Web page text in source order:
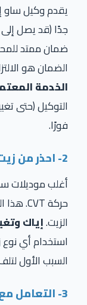
ضمان ممتد
الضمان هو
الخدمة
التوكيل (حتى
فورًا.
2- احذر من زيت الفتيس
أغلب موديلات
حركةCVT. هذا
الزيت.إياك
استخدام أي
السبب الأول
3- التعامل مع المحركات التوربينية